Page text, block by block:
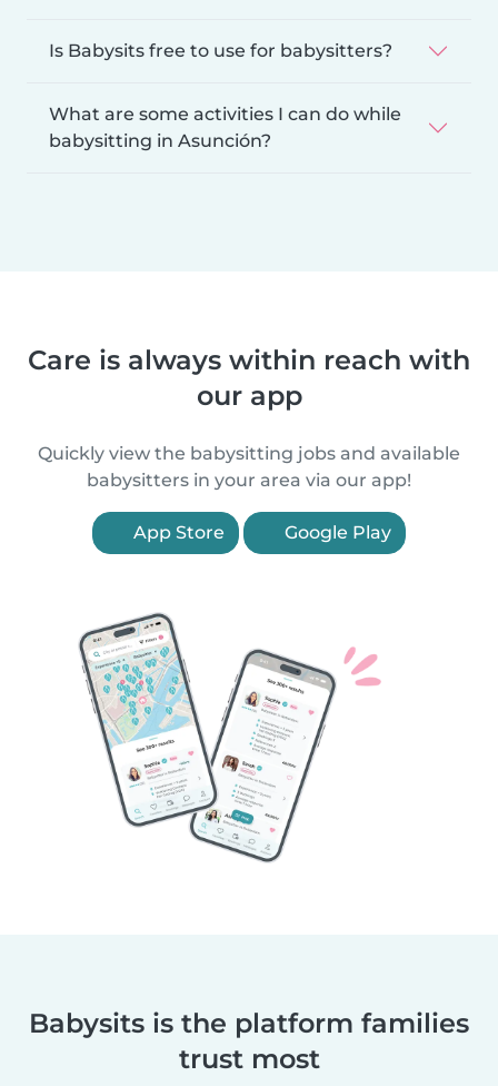
Is Babysits free to use for babysitters?
What are some activities I can do while
babysitting in Asunción?
Care is always within reach with
our app
Quickly view the babysitting jobs and available
babysitters in your area via our app!
App Store Google Play
Babysits is the platform families
trust most